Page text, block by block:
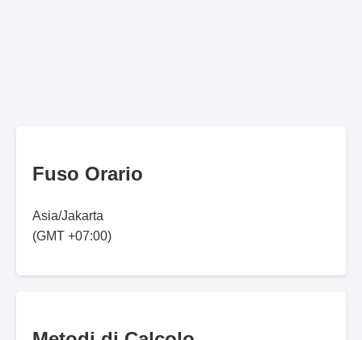
Fuso Orario
Asia/Jakarta
(GMT +07:00)